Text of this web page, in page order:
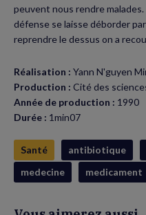
fenêtre)
peuvent nous rendre
défense se laisse déborder
reprendre le dessus on a
Réalisation : Yann N'guyen
Production : Cité des
Année de production : 1990
Durée : 1min07
Santé antibiotique
medecine
medicament